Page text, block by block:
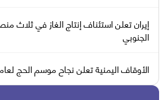
إيران تعلن استئناف إنتاج الغاز في ثلاث
الجنوبي
الأوقاف اليمنية تعلن نجاح موسم الحج لعام